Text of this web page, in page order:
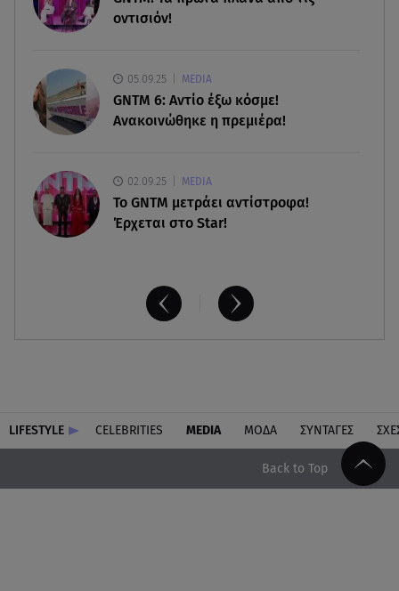
χειριστής που σκοτώθηκε
Πόσο καιρό παίρνει σε ένα δάσος να πρασινίσει
ξανά μετά από πυρκαγιά
οντισιόν!
05.09.25 MEDIA
GNTM 6: Αντίο έξω κόσμε!
Ανακοινώθηκε η πρεμιέρα!
02.09.25 MEDIA
Το GNTM μετράει αντίστροφα!
Έρχεται στο Star!
LIFESTYLE CELEBRITIES MEDIA ΜΟΔΑ ΣΥΝΤΑΓΕΣ
Back to Top